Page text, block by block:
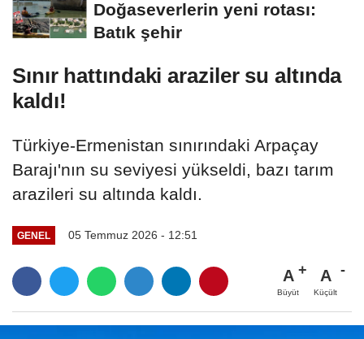
Doğaseverlerin yeni rotası:
Batık şehir
Sınır hattındaki araziler su altında
kaldı!
Türkiye-Ermenistan sınırındaki Arpaçay
Barajı'nın su seviyesi yükseldi, bazı tarım
arazileri su altında kaldı.
GENEL 05 Temmuz 2026 - 12:51
A
Büyüt
A
Küçült